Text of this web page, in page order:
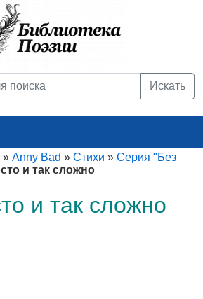
Искать
» Anny Bad » Стихи » Серия "Без
и так сложно
и так сложно